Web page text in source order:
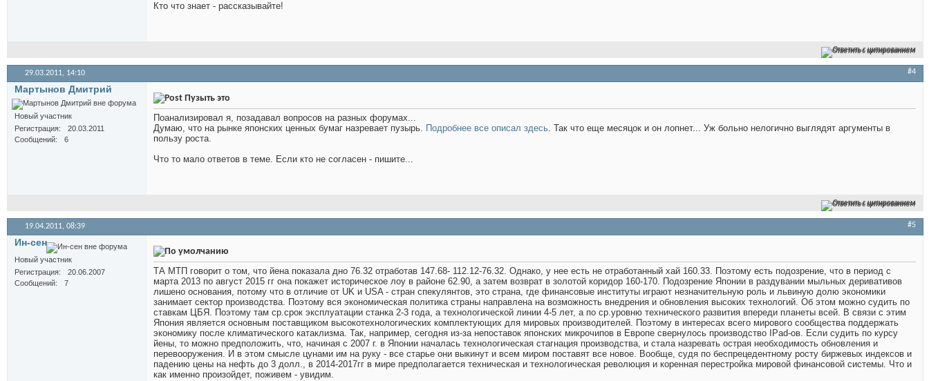
Кто что знает - рассказывайте!
Ответить с цитированием
29.03.2011, 14:10 #4
Мартынов Дмитрий
Новый участник
Регистрация
20.03.2011
Сообщений
6
Пузыть это
Поанализировал я, позадавал вопросов на разных форумах...
Думаю, что на рынке японских ценных бумаг назревает пузырь. Подробнее все описал здесь. Так что еще месяцок и он лопнет... Уж больно нелогично выглядят аргументы в
пользу роста.
Что то мало ответов в теме. Если кто не согласен - пишите...
Ответить с цитированием
19.04.2011, 08:39 #5
Ин-сен
Новый участник
Регистрация
20.06.2007
Сообщений
7
ТА МТП говорит о том, что йена показала дно 76.32 отработав 147.68- 112.12-76.32. Однако, у нее есть не отработанный хай 160.33. Поэтому есть подозрение, что в период с
марта 2013 по август 2015 гг она покажет историческое лоу в районе 62.90, а затем возврат в золотой коридор 160-170. Подозрение Японии в раздувании мыльных деривативов
лишено основания, потому что в отличие от UK и USA - стран спекулянтов, это страна, где финансовые институты играют незначительную роль и львиную долю экономики
занимает сектор производства. Поэтому вся экономическая политика страны направлена на возможность внедрения и обновления высоких технологий. Об этом можно судить по
ставкам ЦБЯ. Поэтому там ср.срок эксплуатации станка 2-3 года, а технологической линии 4-5 лет, а по ср.уровню технического развития впереди планеты всей. В связи с этим
Япония является основным поставщиком высокотехнологических комплектующих для мировых производителей. Поэтому в интересах всего мирового сообщества поддержать
экономику после климатического катаклизма. Так, например, сегодня из-за непоставок японских микрочипов в Европе свернулось производство IPad-ов. Если судить по курсу
йены, то можно предположить, что, начиная с 2007 г. в Японии началась технологическая стагнация производства, и стала назревать острая необходимость обновления и
перевооружения. И в этом смысле цунами им на руку - все старье они выкинут и всем миром поставят все новое. Вообще, судя по беспрецедентному росту биржевых индексов и
падению цены на нефть до 3 долл., в 2014-2017гг в мире предполагается техническая и технологическая революция и коренная перестройка мировой финансовой системы. Что и
как именно произойдет, поживем - увидим.